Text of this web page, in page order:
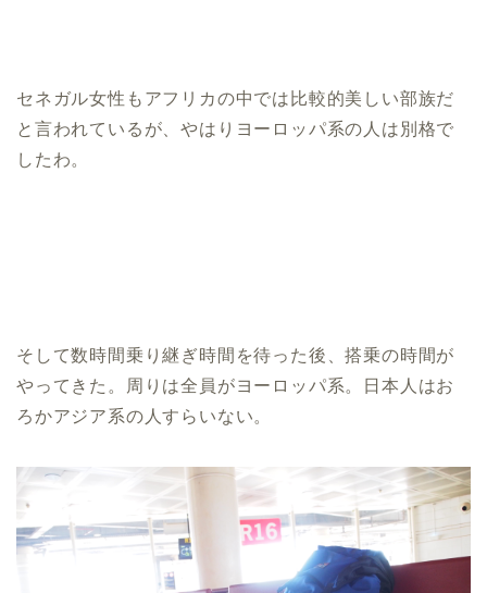
セネガル女性もアフリカの中では比較的美しい部族だ
と言われているが、やはりヨーロッパ系の人は別格で
したわ。
そして数時間乗り継ぎ時間を待った後、搭乗の時間が
やってきた。周りは全員がヨーロッパ系。日本人はお
ろかアジア系の人すらいない。